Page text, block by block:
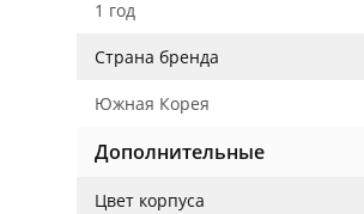
1 год
Страна бренда
Южная Корея
Дополнительные
Цвет корпуса